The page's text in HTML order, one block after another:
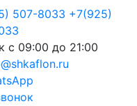
507-8033 +7(925)
с 09:00 до 21:00